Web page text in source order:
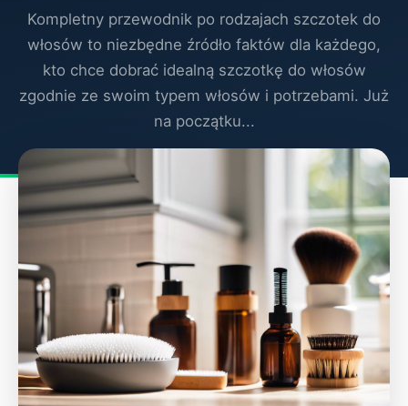
Kompletny przewodnik po rodzajach szczotek do
włosów to niezbędne źródło faktów dla każdego,
kto chce dobrać idealną szczotkę do włosów
zgodnie ze swoim typem włosów i potrzebami. Już
na początku...